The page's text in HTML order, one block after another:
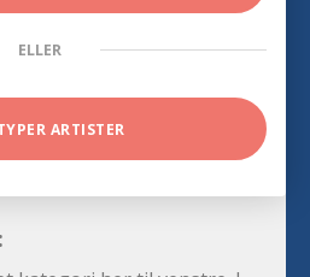
ELLER
ARTISTER